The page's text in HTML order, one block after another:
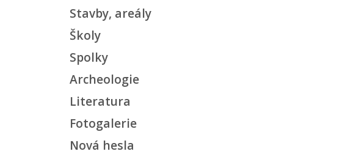
Stavby, areály
Školy
Spolky
Archeologie
Literatura
Fotogalerie
Nová hesla